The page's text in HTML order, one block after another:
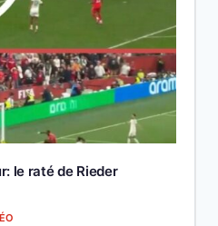
le raté de Rieder